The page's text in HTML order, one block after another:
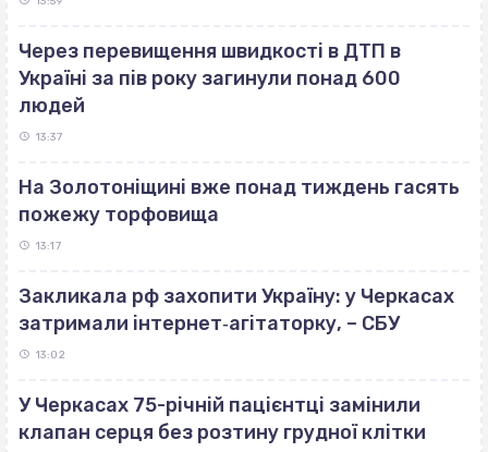
Через перевищення швидкості в ДТП в
Україні за пів року загинули понад 600
людей
13:37
На Золотоніщині вже понад тиждень гасять
пожежу торфовища
13:17
Закликала рф захопити Україну: у Черкасах
затримали інтернет‐агітаторку, – СБУ
13:02
У Черкасах 75-річній пацієнтці замінили
клапан серця без розтину грудної клітки